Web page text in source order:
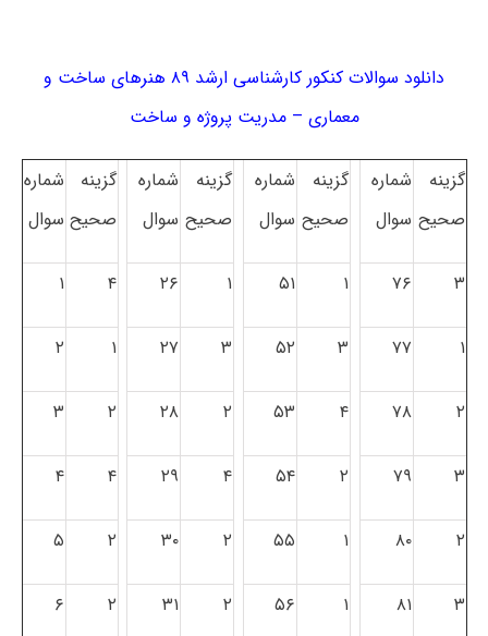
دانلود سوالات کنکور کارشناسی ارشد ۸۹ هنرهای ساخت و
معماری – مدریت پروژه و ساخت
گزینه
صحیح
شماره
سوال
گزینه
صحیح
شماره
سوال
گزینه
صحیح
شماره
سوال
گزینه
صحیح
شماره
سوال
۳ ۷۶ ۱ ۵۱ ۱ ۲۶ ۴ ۱
۱ ۷۷ ۳ ۵۲ ۳ ۲۷ ۱ ۲
۲ ۷۸ ۴ ۵۳ ۲ ۲۸ ۲ ۳
۳ ۷۹ ۲ ۵۴ ۴ ۲۹ ۴ ۴
۲ ۸۰ ۱ ۵۵ ۲ ۳۰ ۲ ۵
۳ ۸۱ ۱ ۵۶ ۲ ۳۱ ۲ ۶